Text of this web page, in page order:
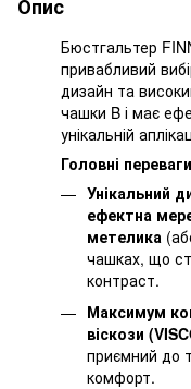
Опис
Бюстгальтер
привабливий
дизайн та
чашки B і має
унікальній
Головні
Унікальний
ефектна
метелика
чашках, що
контраст.
Максимум
віскози
приємний до
комфорт.